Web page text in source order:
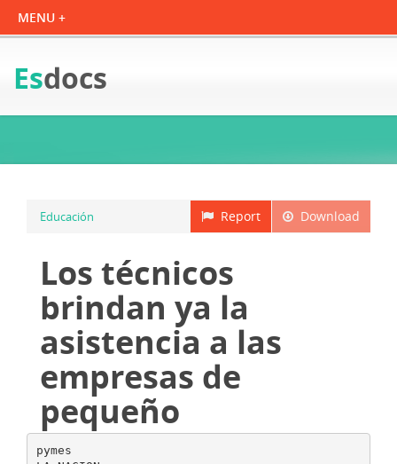
Esdocs
Download
Report
Educación
Los técnicos
brindan ya la
asistencia a las
empresas de
pequeño
pymes